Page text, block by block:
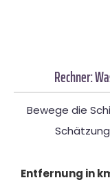
Rechner:
Bewege die
Entfernung in